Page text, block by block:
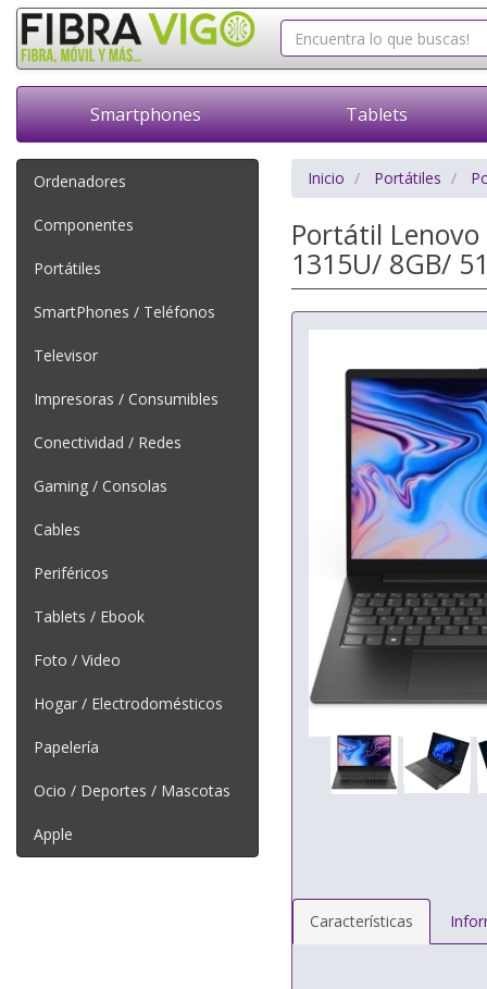
Smartphones Tablets
Ordenadores
Componentes
Portátiles
SmartPhones / Teléfonos
Televisor
Impresoras / Consumibles
Conectividad / Redes
Gaming / Consolas
Cables
Periféricos
Tablets / Ebook
Foto / Video
Hogar / Electrodomésticos
Papelería
Ocio / Deportes / Mascotas
Apple
Inicio Portátiles
Portátil Lenovo
1315U/ 8GB/
Características